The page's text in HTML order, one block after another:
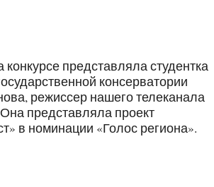
представляла студентка
консерватории
режиссер нашего телеканала
представляла проект
в номинации «Голос региона».